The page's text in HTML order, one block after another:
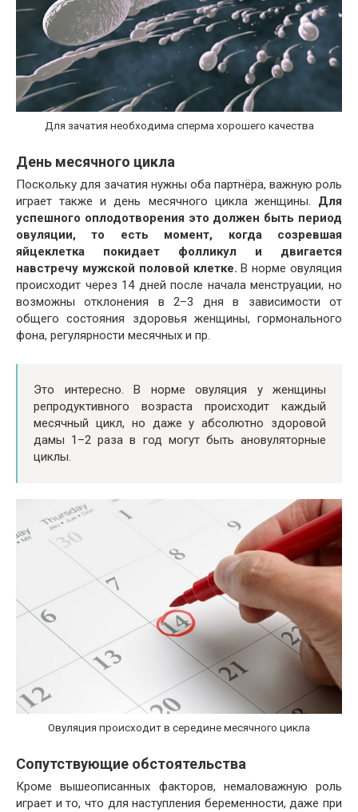
Для зачатия необходима сперма хорошего качества
День месячного цикла
Поскольку для зачатия нужны оба партнёра, важную роль
играет также и день месячного цикла женщины. Для
успешного оплодотворения это должен быть период
овуляции, то есть момент, когда созревшая
яйцеклетка покидает фолликул и двигается
навстречу мужской половой клетке. В норме овуляция
происходит через 14 дней после начала менструации, но
возможны отклонения в 2–3 дня в зависимости от
общего состояния здоровья женщины, гормонального
фона, регулярности месячных и пр.
Это интересно. В норме овуляция у женщины
репродуктивного возраста происходит каждый
месячный цикл, но даже у абсолютно здоровой
дамы 1–2 раза в год могут быть ановуляторные
циклы.
Овуляция происходит в середине месячного цикла
Сопутствующие обстоятельства
Кроме вышеописанных факторов, немаловажную роль
играет и то, что для наступления беременности, даже при